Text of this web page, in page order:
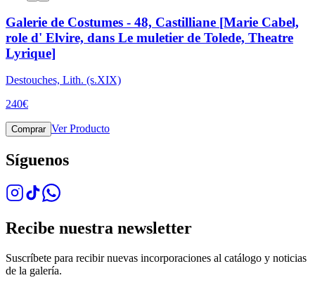
Galerie de Costumes - 48, Castilliane [Marie Cabel,
role d' Elvire, dans Le muletier de Tolede, Theatre
Lyrique]
Destouches, Lith. (s.XIX)
240€
Comprar Ver Producto
Síguenos
Recibe nuestra newsletter
Suscríbete para recibir nuevas incorporaciones al catálogo y noticias
de la galería.